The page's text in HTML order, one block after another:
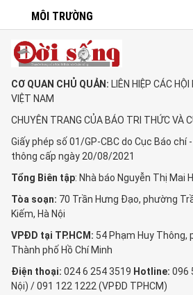
MÔI TRƯỜNG
CƠ QUAN CHỦ QUẢN: LIÊN HIỆP CÁC
VIỆT NAM
CHUYÊN TRANG CỦA BÁO TRI THỨC VÀ
Giấy phép số 01/GP-CBC do Cục Báo chí
thông cấp ngày 20/08/2021
Tổng Biên tập: Nhà báo Nguyễn Thị Mai
Tòa soạn: 70 Trần Hưng Đạo, phường
Kiếm, Hà Nội
VPĐD tại TP.HCM: 54 Phạm Huy Thông,
Thành phố Hồ Chí Minh
Điện thoại: 024 6 254 3519 Hotline: 096
Nội) / 091 122 1222 (VPĐD TPHCM)